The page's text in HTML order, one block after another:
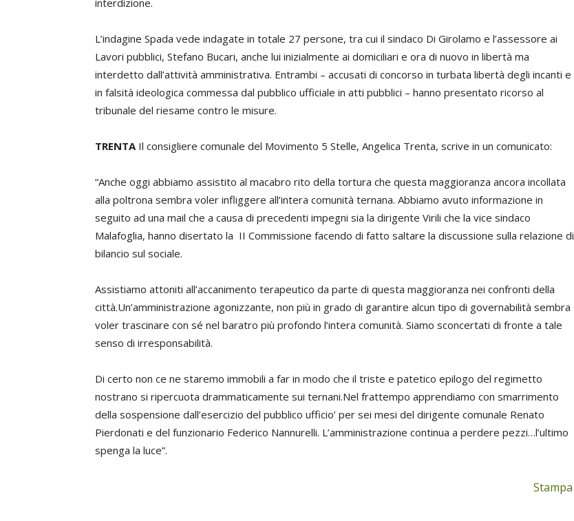
interdizione.
L’indagine Spada vede indagate in totale 27 persone, tra cui il sindaco Di Girolamo e l’assessore ai
Lavori pubblici, Stefano Bucari, anche lui inizialmente ai domiciliari e ora di nuovo in libertà ma
interdetto dall’attività amministrativa. Entrambi – accusati di concorso in turbata libertà degli incanti e
in falsità ideologica commessa dal pubblico ufficiale in atti pubblici – hanno presentato ricorso al
tribunale del riesame contro le misure.
TRENTAIl consigliere comunale del Movimento 5 Stelle, Angelica Trenta, scrive in un comunicato:
“Anche oggi abbiamo assistito al macabro rito della tortura che questa maggioranza ancora incollata
alla poltrona sembra voler infliggere all’intera comunità ternana. Abbiamo avuto informazione in
seguito ad una mail che a causa di precedenti impegni sia la dirigente Virili che la vice sindaco
Malafoglia, hanno disertato la II Commissione facendo di fatto saltare la discussione sulla relazione di
bilancio sul sociale.
Assistiamo attoniti all’accanimento terapeutico da parte di questa maggioranza nei confronti della
città.Un’amministrazione agonizzante, non più in grado di garantire alcun tipo di governabilità sembra
voler trascinare con sé nel baratro più profondo l’intera comunità. Siamo sconcertati di fronte a tale
senso di irresponsabilità.
Di certo non ce ne staremo immobili a far in modo che il triste e patetico epilogo del regimetto
nostrano si ripercuota drammaticamente sui ternani.Nel frattempo apprendiamo con smarrimento
della sospensione dall’esercizio del pubblico ufficio’ per sei mesi del dirigente comunale Renato
Pierdonati e del funzionario Federico Nannurelli. L’amministrazione continua a perdere pezzi…l’ultimo
spenga la luce”.
Stampa